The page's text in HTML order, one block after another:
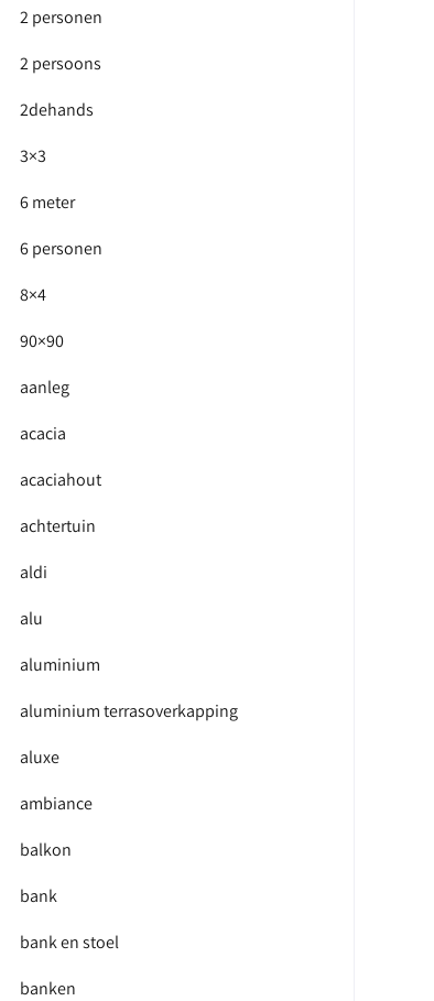
2 personen
2 persoons
2dehands
3×3
6 meter
6 personen
8×4
90×90
aanleg
acacia
acaciahout
achtertuin
aldi
alu
aluminium
aluminium terrasoverkapping
aluxe
ambiance
balkon
bank
bank en stoel
banken